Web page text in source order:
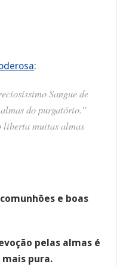
:
Sangue de
do purgatório.”
liberta muitas almas
comunhões e boas
pelas almas é
mais pura.